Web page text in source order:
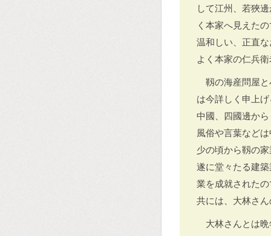
して江州、若狹
く本家へ見えた
温和しい、正直
よく本家の仁兵
靱の海産問屋
は今詳しく申上
中國、四國邊か
風俗や言葉など
少の頃から靱の
遂に堂々たる建
業を成就された
共には、大林さ
大林さんとは